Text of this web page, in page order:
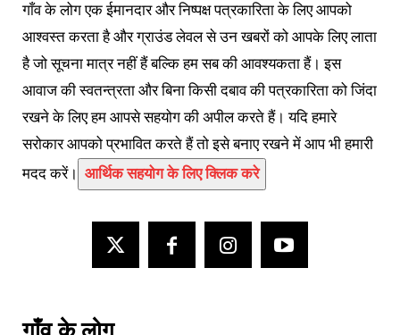
गाँव के लोग एक ईमानदार और निष्पक्ष पत्रकारिता के लिए आपको
आश्वस्त करता है और ग्राउंड लेवल से उन खबरों को आपके लिए लाता
है जो सूचना मात्र नहीं हैं बल्कि हम सब की आवश्यकता हैं। इस
आवाज की स्वतन्त्रता और बिना किसी दबाव की पत्रकारिता को जिंदा
रखने के लिए हम आपसे सहयोग की अपील करते हैं। यदि हमारे
सरोकार आपको प्रभावित करते हैं तो इसे बनाए रखने में आप भी हमारी
मदद करें। आर्थिक सहयोग के लिए क्लिक करे